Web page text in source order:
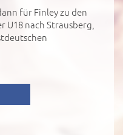
für Finley zu den
U18 nach Strausberg,